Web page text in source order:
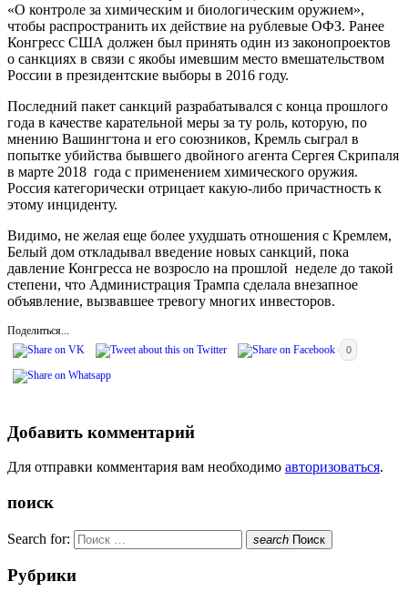
«О контроле за химическим и биологическим оружием»,
чтобы распространить их действие на рублевые ОФЗ. Ранее
Конгресс США должен был принять один из законопроектов
о санкциях в связи с якобы имевшим место вмешательством
России в президентские выборы в 2016 году.
Последний пакет санкций разрабатывался с конца прошлого
года в качестве карательной меры за ту роль, которую, по
мнению Вашингтона и его союзников, Кремль сыграл в
попытке убийства бывшего двойного агента Сергея Скрипаля
в марте 2018 года с применением химического оружия.
Россия категорически отрицает какую-либо причастность к
этому инциденту.
Видимо, не желая еще более ухудшать отношения с Кремлем,
Белый дом откладывал введение новых санкций, пока
давление Конгресса не возросло на прошлой неделе до такой
степени, что Администрация Трампа сделала внезапное
объявление, вызвавшее тревогу многих инвесторов.
Поделиться...
0
Добавить комментарий
Для отправки комментария вам необходимо авторизоваться.
поиск
Search for: search Поиск
Рубрики